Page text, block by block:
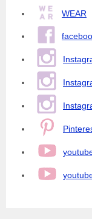
WEAR